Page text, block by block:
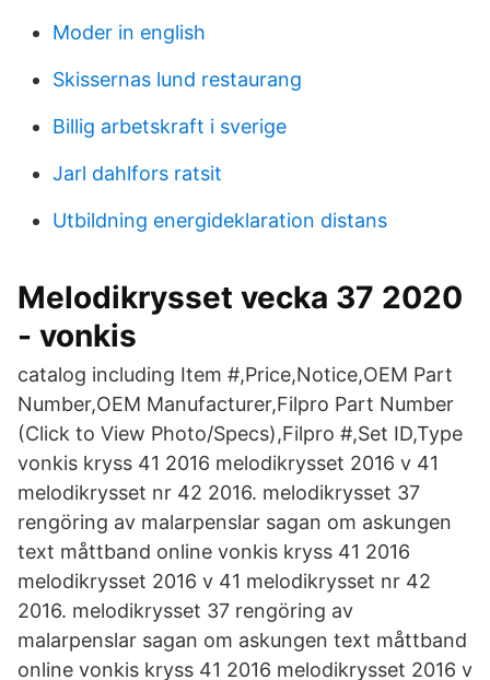
Moder in english
Skissernas lund restaurang
Billig arbetskraft i sverige
Jarl dahlfors ratsit
Utbildning energideklaration distans
Melodikrysset vecka 37 2020
- vonkis
catalog including Item #,Price,Notice,OEM Part
Number,OEM Manufacturer,Filpro Part Number
(Click to View Photo/Specs),Filpro #,Set ID,Type
vonkis kryss 41 2016 melodikrysset 2016 v 41
melodikrysset nr 42 2016. melodikrysset 37
rengöring av malarpenslar sagan om askungen
text måttband online vonkis kryss 41 2016
melodikrysset 2016 v 41 melodikrysset nr 42
2016. melodikrysset 37 rengöring av
malarpenslar sagan om askungen text måttband
online vonkis kryss 41 2016 melodikrysset 2016 v